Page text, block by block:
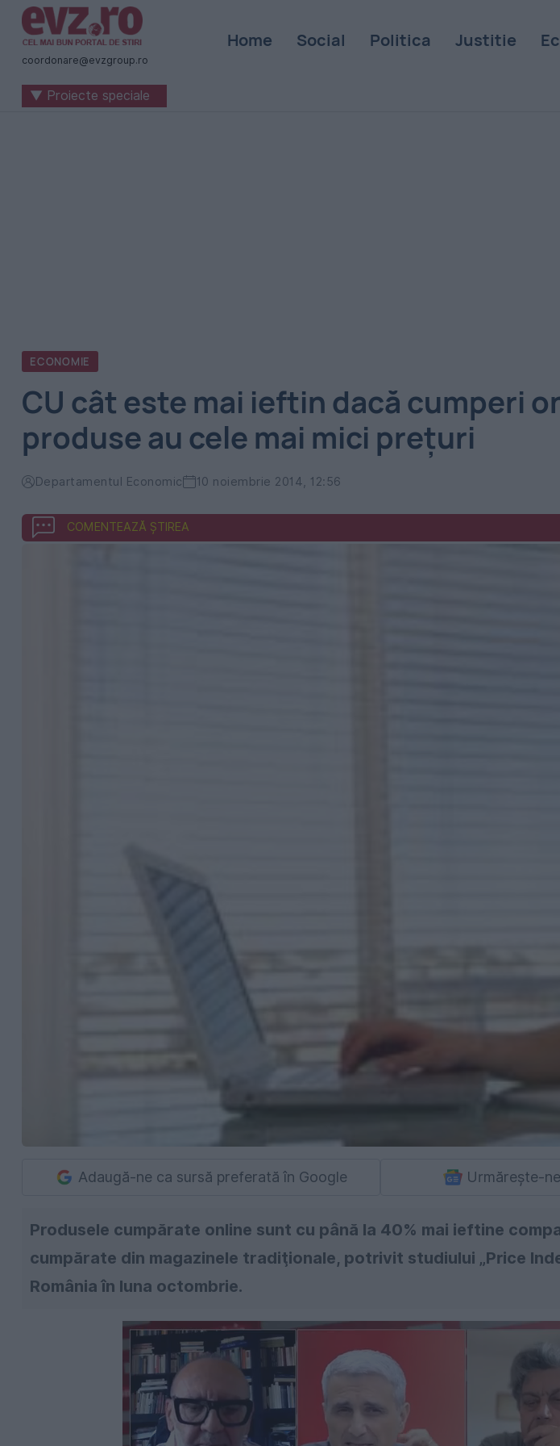
Știri
naționale
internaționale
coordonare@evzgroup.ro
Home Social Politica Justitie
▼ Proiecte speciale
ECONOMIE
CU cât este mai ieftin dacă cumperi
produse au cele mai mici prețuri
Departamentul Economic 10 noiembrie 2014, 12:56
COMENTEAZĂ ȘTIREA
Adaugă-ne ca sursă preferată în Google Urmărește-
Produsele cumpărate online sunt cu până la 40% mai ieftine
cumpărate din magazinele tradiţionale, potrivit studiului „Price
România în luna octombrie.